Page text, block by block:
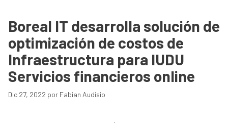
Boreal IT desarrolla solución de
optimización de costos de
Infraestructura para IUDU
Servicios financieros online
Dic 27, 2022 por Fabian Audisio